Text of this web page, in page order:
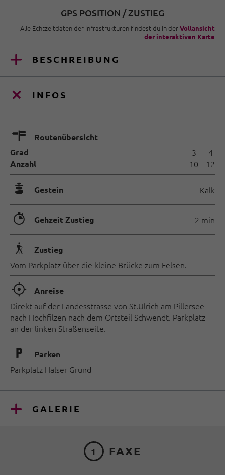
GPS POSITION / ZUSTIEG
Alle Echtzeitdaten der Infrastrukturen findest du in derVollansicht
der interaktiven Karte
BESCHREIBUNG
INFOS
🍫
Routenübersicht
Grad
Anzahl
3
10
4
12
🞾 Gestein Kalk
🐲 Gehzeit Zustieg 2 min
🛬 Zustieg
Vom Parkplatz über die kleine Brücke zum Felsen.
🞞 Anreise
Direkt auf der Landesstrasse von St.Ulrich am Pillersee
nach Hochfilzen nach dem Ortsteil Schwendt. Parkplatz
an der linken Straßenseite.
🐈 Parken
Parkplatz Halser Grund
GALERIE
1 FAXE